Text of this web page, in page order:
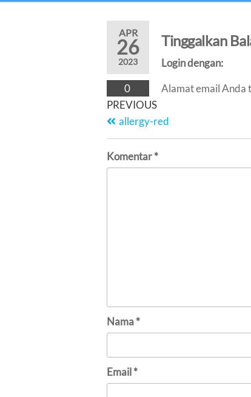
APR
26
2023
0
Navigasi
pos
Previous
Post
PREVIOUS
allergy-red
Tinggalkan
Login dengan:
Alamat email Anda
Komentar*
Nama*
Email*